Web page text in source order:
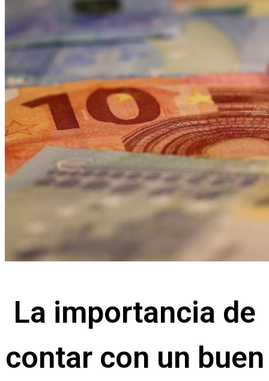
La importancia de
contar con un buen